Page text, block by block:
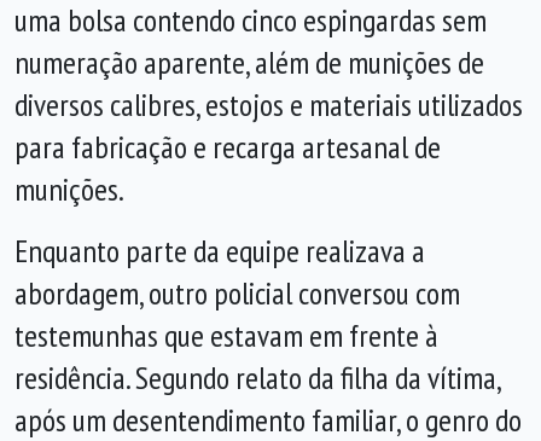
uma bolsa contendo cinco espingardas sem
numeração aparente, além de munições de
diversos calibres, estojos e materiais utilizados
para fabricação e recarga artesanal de
munições.
Enquanto parte da equipe realizava a
abordagem, outro policial conversou com
testemunhas que estavam em frente à
residência. Segundo relato da filha da vítima,
após um desentendimento familiar, o genro do